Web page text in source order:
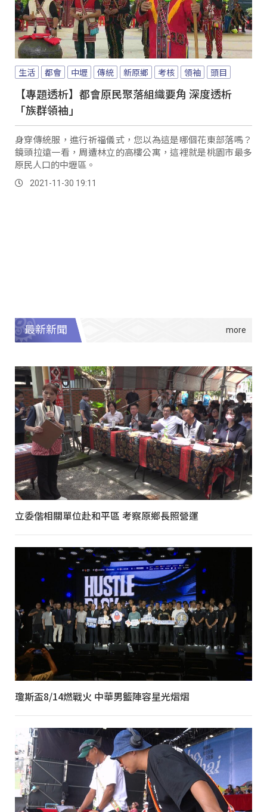
生活 都會 中壢 傳統 新原鄉 考核 領袖 頭目
【專題透析】都會原民聚落組織要角 深度透析
「族群領袖」
身穿傳統服，進行祈福儀式，您以為這是哪個花東部落嗎？
鏡頭拉遠一看，周遭林立的高樓公寓，這裡就是桃園市最多
原民人口的中壢區。
2021-11-30 19:11
最新新聞
立委偕相關單位赴和平區 考察原鄉長照營運
瓊斯盃8/14燃戰火 中華男籃陣容星光熠熠